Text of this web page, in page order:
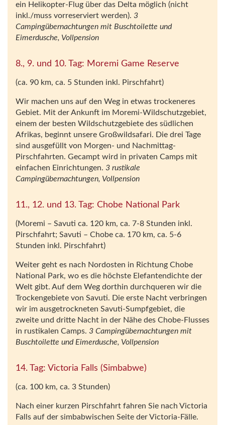
ein Helikopter-Flug über das Delta möglich (nicht
inkl./muss vorreserviert werden). 3
Campingübernachtungen mit Buschtoilette und
Eimerdusche, Vollpension
8., 9. und 10. Tag: Moremi Game Reserve
(ca. 90 km, ca. 5 Stunden inkl. Pirschfahrt)
Wir machen uns auf den Weg in etwas trockeneres
Gebiet. Mit der Ankunft im Moremi-Wildschutzgebiet,
einem der besten Wildschutzgebiete des südlichen
Afrikas, beginnt unsere Großwildsafari. Die drei Tage
sind ausgefüllt von Morgen- und Nachmittag-
Pirschfahrten. Gecampt wird in privaten Camps mit
einfachen Einrichtungen. 3 rustikale
Campingübernachtungen, Vollpension
11., 12. und 13. Tag: Chobe National Park
(Moremi – Savuti ca. 120 km, ca. 7-8 Stunden inkl.
Pirschfahrt; Savuti – Chobe ca. 170 km, ca. 5-6
Stunden inkl. Pirschfahrt)
Weiter geht es nach Nordosten in Richtung Chobe
National Park, wo es die höchste Elefantendichte der
Welt gibt. Auf dem Weg dorthin durchqueren wir die
Trockengebiete von Savuti. Die erste Nacht verbringen
wir im ausgetrockneten Savuti-Sumpfgebiet, die
zweite und dritte Nacht in der Nähe des Chobe-Flusses
in rustikalen Camps. 3 Campingübernachtungen mit
Buschtoilette und Eimerdusche, Vollpension
14. Tag: Victoria Falls (Simbabwe)
(ca. 100 km, ca. 3 Stunden)
Nach einer kurzen Pirschfahrt fahren Sie nach Victoria
Falls auf der simbabwischen Seite der Victoria-Fälle.